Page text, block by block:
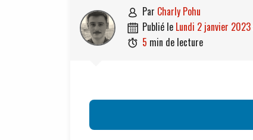
 par Charly Pohu
 publié le lundi 2 janvier 2023
 5 min de lecture